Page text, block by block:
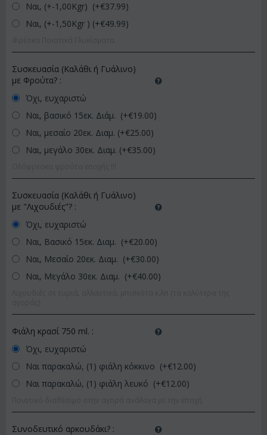
Ναι, (+-1,00Kgr) (+€37.99)
Ναι, (+-1,50Kgr ) (+€49.99)
Συσκευασία (Καλάθι ή Γυάλινο)
με Φρούτα? :
Όχι, ευχαριστώ
Ναι, βασικό 15εκ. Διάμ. (+€19.00)
Ναι, μεσαίο 20εκ. Διαμ. (+€25.00)
Ναι, μεγάλο 30εκ. Διαμ. (+€35.00)
Συσκευασία (Καλάθι ή Γυάλινο)
με "Λιχουδιές"? :
Όχι, ευχαριστώ
Ναι, Βασικό 15εκ. Διαμ. (+€20.00)
Ναι, Μεσαίο 20εκ. Διαμ. (+€30.00)
Ναι, Μεγάλο 30εκ. Διαμ. (+€40.00)
Φιάλη κρασί 750 ml. :
Όχι, ευχαριστώ
Ναι παρακαλώ, (1) φιάλη κόκκινο (+€12.00)
Ναι παρακαλώ, (1) φιάλη λευκό (+€12.00)
Συνοδευτικό αρκουδάκι? :